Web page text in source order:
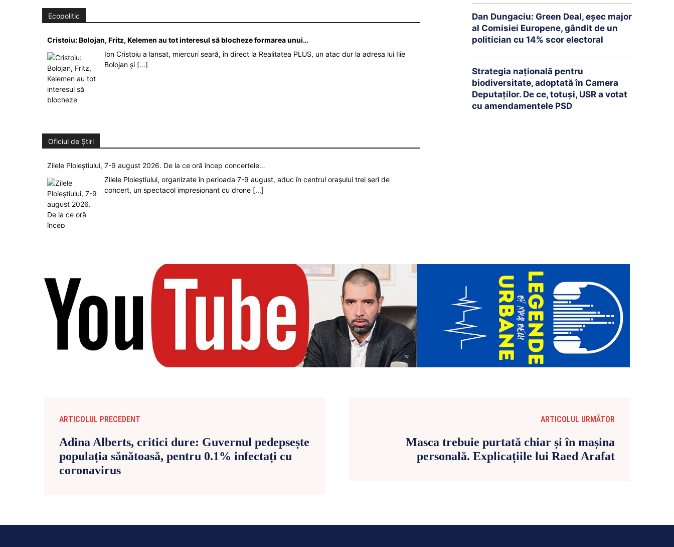
Ecopolitic
Cristoiu: Bolojan, Fritz, Kelemen au tot interesul să blocheze formarea unui…
Ion Cristoiu a lansat, miercuri seară, în direct la Realitatea PLUS, un atac dur la adresa lui Ilie
Bolojan și [...]
Oficiul de Știri
Zilele Ploieștiului, 7-9 august 2026. De la ce oră încep concertele…
Zilele Ploieștiului, organizate în perioada 7-9 august, aduc în centrul orașului trei seri de
concert, un spectacol impresionant cu drone [...]
Dan Dungaciu: Green Deal, eșec major
al Comisiei Europene, gândit de un
politician cu 14% scor electoral
Strategia națională pentru
biodiversitate, adoptată în Camera
Deputaților. De ce, totuși, USR a votat
cu amendamentele PSD
ARTICOLUL PRECEDENT
Adina Alberts, critici dure: Guvernul pedepsește
populația sănătoasă, pentru 0.1% infectați cu
coronavirus
ARTICOLUL URMĂTOR
Masca trebuie purtată chiar și în mașina
personală. Explicațiile lui Raed Arafat